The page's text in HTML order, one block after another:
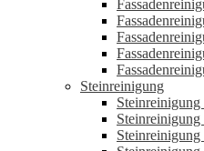
Steinreinigung
Steinreinigung